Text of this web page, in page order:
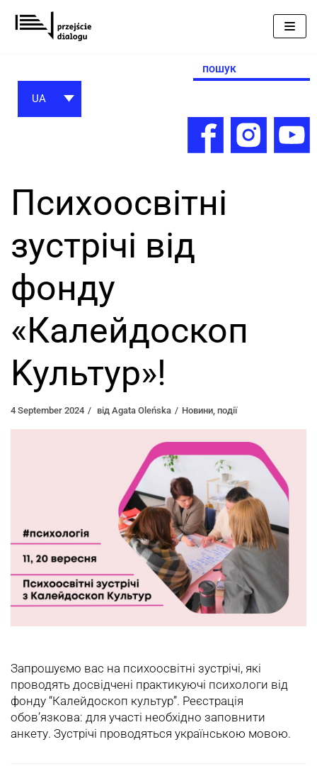
Перейти
до
Search
for:
UA
Психоосвітнi
зустрічi від
фонду
«Калейдоскоп
Kультур»!
4 September 2024 від Agata Oleńska Новини події
Запрошуємо вас на психоосвітні зустрічі, які
проводять досвідчені практикуючі психологи від
фонду “Калейдоскоп культур”. Реєстрація
обов’язкова: для участі необхідно заповнити
анкету. Зустрічі проводяться українською мовою.